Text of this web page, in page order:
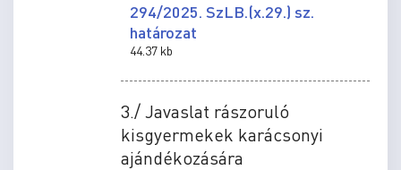
294/2025. SzLB.(x.29.) sz.
határozat
44.37 kb
3./ Javaslat rászoruló
kisgyermekek karácsonyi
ajándékozására